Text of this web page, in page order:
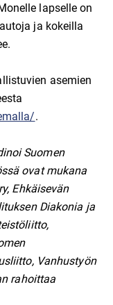
lapselle on
ja kokeilla
asemien
.
Suomen
ovat mukana
Ehkäisevän
Diakonia ja
Vanhustyön
rahoittaa